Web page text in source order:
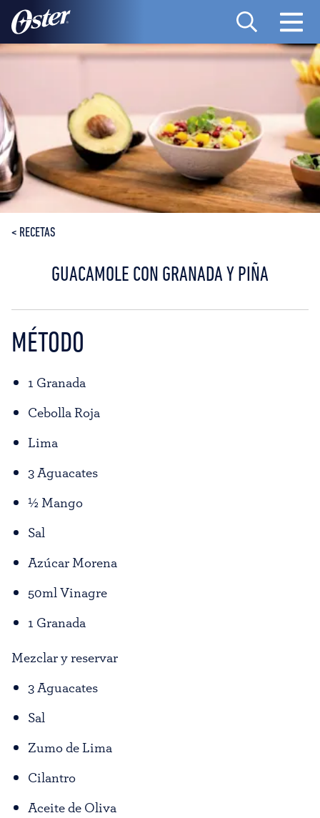
PRODUCTOS
DÓNDE COMPRAR
SOBRE NOSOTROS
MANUALES DE PRODUCTOS
< RECETAS
GUACAMOLE CON GRANADA Y PIÑA
MÉTODO
1 Granada
Cebolla Roja
Lima
3 Aguacates
½ Mango
Sal
Azúcar Morena
50ml Vinagre
1 Granada
Mezclar y reservar
3 Aguacates
Sal
Zumo de Lima
Cilantro
Aceite de Oliva